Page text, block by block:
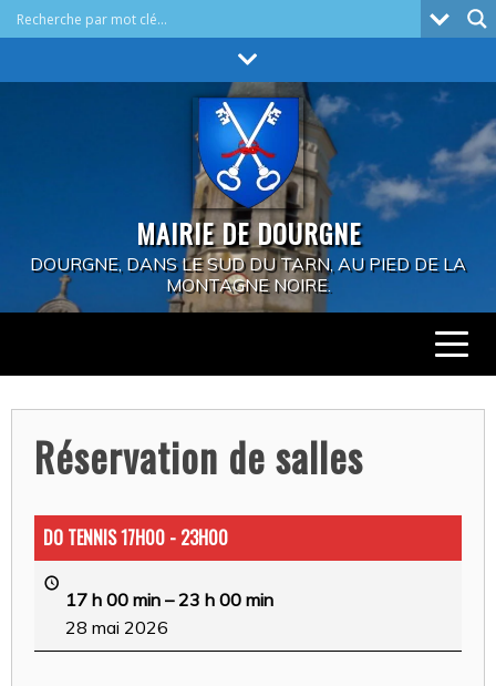
to
MAIRIE DE DOURGNE
DOURGNE, DANS LE SUD DU TARN, AU PIED DE LA
MONTAGNE NOIRE.
Réservation de salles
DO TENNIS 17H00 - 23H00
17 h 00 min –23 h 00 min
28 mai 2026